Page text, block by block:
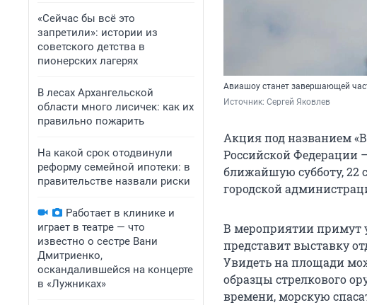
«Сейчас бы всё это
запретили»: истории из
советского детства в
пионерских лагерях
В лесах Архангельской
области много лисичек: как их
правильно пожарить
На какой срок отодвинули
реформу семейной ипотеки: в
правительстве назвали риски
Работает в клинике и
играет в театре — что
известно о сестре Вани
Дмитриенко,
оскандалившейся на концерте
в «Лужниках»
Авиашоу станет завершающей
Источник: Сергей Яковлев
Акция под названием
Российской Федерации
ближайшую субботу, 22
городской
В мероприятии примут
представит выставку
Увидеть на площади
образцы стрелкового
времени, морскую